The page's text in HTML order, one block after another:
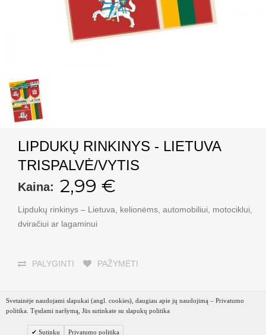
LIPDUKŲ RINKINYS - LIETUVA
TRISPALVĖ/VYTIS
Kaina: 2,99 €
Lipdukų rinkinys – Lietuva, kelionėms, automobiliui, motociklui,
dviračiui ar lagaminui
PALYGINTI PAŽYMĖTI
VNT: Į KREPŠELĮ
Svetainėje naudojami slapukai (angl. cookies), daugiau apie jų naudojimą – Privatumo
politika. Tęsdami naršymą, Jūs sutinkate su slapukų politika
Sutinku Privatumo politika